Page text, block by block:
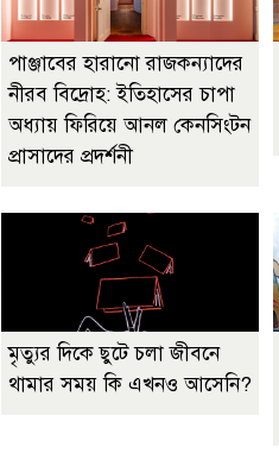
পাঞ্জাবের হারানো রাজকন্যাদের
নীরব বিদ্রোহ: ইতিহাসের চাপা
অধ্যায় ফিরিয়ে আনল কেনসিংটন
প্রাসাদের প্রদর্শনী
মৃত্যুর দিকে ছুটে চলা জীবনে
থামার সময় কি এখনও আসেনি?